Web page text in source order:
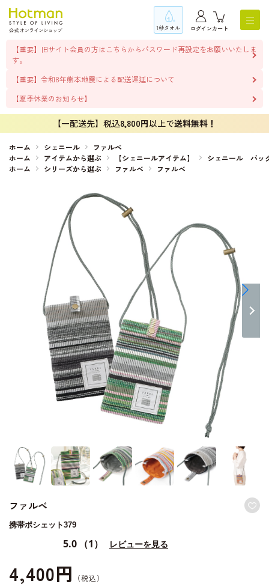
1秒タオル ログインカート
【重要】旧サイト会員の方はこちらからパスワード再設定をお願いいたしま
す。
【重要】令和8年熊本地震による配送遅延について
【夏季休業のお知らせ】
【一配送先】税込8,800円以上で送料無料！
ホーム シェニール
ファルベ
ホーム
アイテムから選ぶ 【シェニールアイテム】
シェニール バッ
ホーム
シリーズから選ぶ ファルベ ファルベ
ファルベ
携帯ポシェット379
5.0 （1） レビューを見る
4,400円